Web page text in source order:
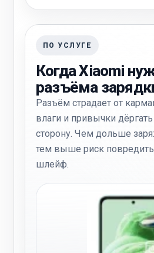
ПО УСЛУГЕ
Когда Xiaomi
разъёма
Разъём страдает от
влаги и привычки
сторону. Чем дольше
тем выше риск
шлейф.